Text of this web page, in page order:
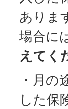
ありま
場合に
えてく
・月の
した保